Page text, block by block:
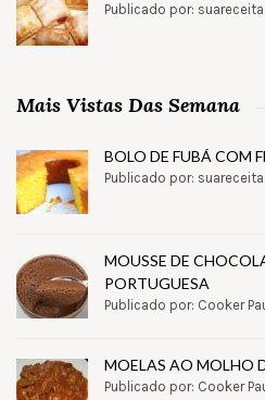
Publicado por: suareceita
Mais Vistas Das Semana
BOLO DE FUBÁ COM
Publicado por: suareceita
MOUSSE DE
PORTUGUESA
Publicado por: Cooker
MOELAS AO MOLHO
Publicado por: Cooker